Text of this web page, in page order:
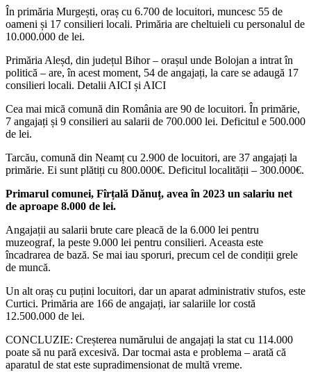
În primăria Murgești, oraș cu 6.700 de locuitori, muncesc 55 de
oameni și 17 consilieri locali. Primăria are cheltuieli cu personalul de
10.000.000 de lei.
Primăria Aleșd, din județul Bihor – orașul unde Bolojan a intrat în
politică – are, în acest moment, 54 de angajați, la care se adaugă 17
consilieri locali. Detalii AICI și AICI
Cea mai mică comună din România are 90 de locuitori. În primărie,
7 angajați și 9 consilieri au salarii de 700.000 lei. Deficitul e 500.000
de lei.
Tarcău, comună din Neamț cu 2.900 de locuitori, are 37 angajați la
primărie. Ei sunt plătiți cu 800.000€. Deficitul localității – 300.000€.
Primarul comunei, Fîrțală Dănuț, avea în 2023 un salariu net
de aproape 8.000 de lei.
Angajații au salarii brute care pleacă de la 6.000 lei pentru
muzeograf, la peste 9.000 lei pentru consilieri. Aceasta este
încadrarea de bază. Se mai iau sporuri, precum cel de condiții grele
de muncă.
Un alt oraș cu puțini locuitori, dar un aparat administrativ stufos, este
Curtici. Primăria are 166 de angajați, iar salariile lor costă
12.500.000 de lei.
CONCLUZIE: Creșterea numărului de angajați la stat cu 114.000
poate să nu pară excesivă. Dar tocmai asta e problema – arată că
aparatul de stat este supradimensionat de multă vreme.